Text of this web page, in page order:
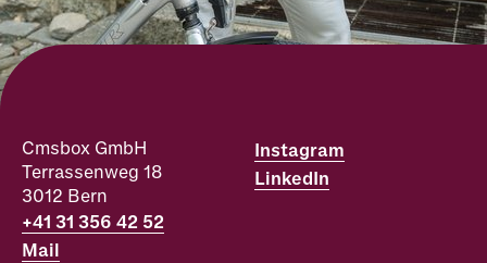
Cmsbox GmbH
Terrassenweg 18
3012 Bern
+41 31 356 42 52
Mail
Instagram
LinkedIn